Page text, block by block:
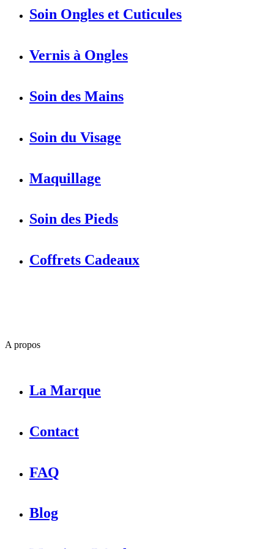
Soin Ongles et Cuticules
Vernis à Ongles
Soin des Mains
Soin du Visage
Maquillage
Soin des Pieds
Coffrets Cadeaux
A propos
La Marque
Contact
FAQ
Blog